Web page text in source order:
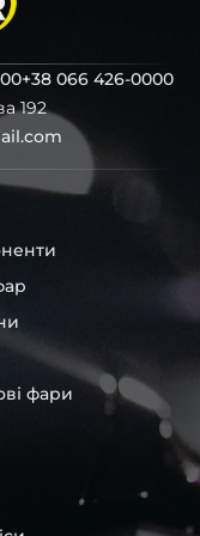
фари
фари
,CESARE
із оригінальною
на сайті –
допомогою
та оптовому
водяний
ідентифікації.
використовувати
чи корпус,
товару наші
та
шарів
плівку з
скло фари під
+38 066 426-0000
192
фари